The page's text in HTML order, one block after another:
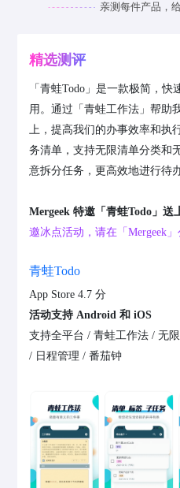
亲测每件产品，
精选测评
「青蛙Todo」是一款极简，
用。通过「青蛙工作法」帮助
上，提高我们的办事效率和执
务清单，支持无限清单分类和
意拆分任务，更高效地进行待
Mergeek 特邀「青蛙Todo」
邀冰点活动，请在「Mergeek
青蛙Todo
App Store 4.7 分
活动支持 Android 和 iOS
支持全平台 / 青蛙工作法 / 无
/ 日程管理 / 番茄钟